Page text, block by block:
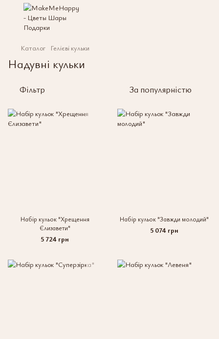
Каталог Гелієві кульки
Надувні кульки
Фільтр За популярністю
Набір кульок "Хрещення
Єлизавети"
5 724 грн
Набір кульок "Завжди молодий"
5 074 грн